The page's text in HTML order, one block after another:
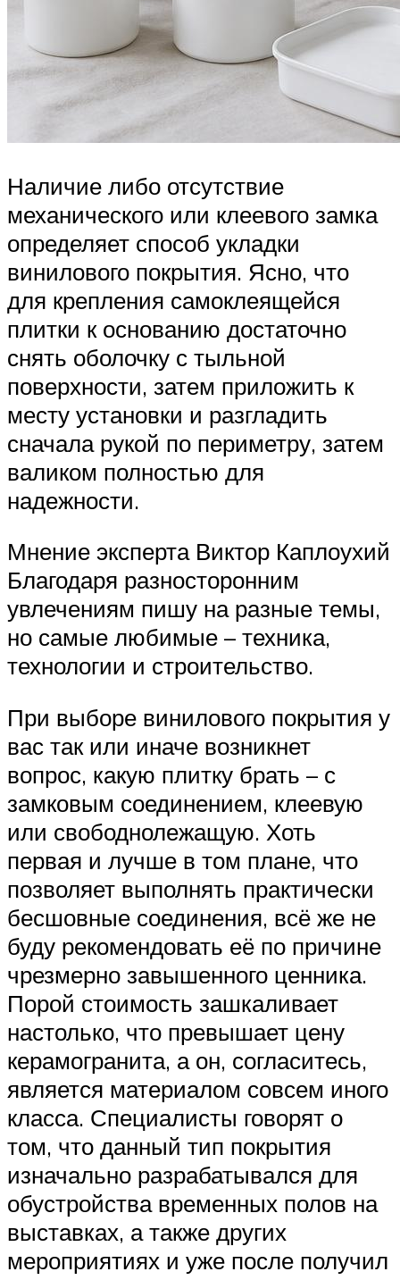
Наличие либо отсутствие
механического или клеевого замка
определяет способ укладки
винилового покрытия. Ясно, что
для крепления самоклеящейся
плитки к основанию достаточно
снять оболочку с тыльной
поверхности, затем приложить к
месту установки и разгладить
сначала рукой по периметру, затем
валиком полностью для
надежности.
Мнение эксперта Виктор Каплоухий
Благодаря разносторонним
увлечениям пишу на разные темы,
но самые любимые – техника,
технологии и строительство.
При выборе винилового покрытия у
вас так или иначе возникнет
вопрос, какую плитку брать – с
замковым соединением, клеевую
или свободнолежащую. Хоть
первая и лучше в том плане, что
позволяет выполнять практически
бесшовные соединения, всё же не
буду рекомендовать её по причине
чрезмерно завышенного ценника.
Порой стоимость зашкаливает
настолько, что превышает цену
керамогранита, а он, согласитесь,
является материалом совсем иного
класса. Специалисты говорят о
том, что данный тип покрытия
изначально разрабатывался для
обустройства временных полов на
выставках, а также других
мероприятиях и уже после получил